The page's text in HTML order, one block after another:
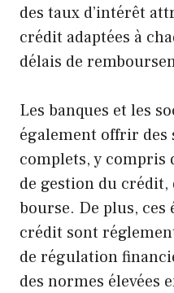
des taux d’intérêt
crédit adaptées à
délais de
Les banques et les
également offrir des
complets, y compris
de gestion du crédit,
bourse. De plus, ces
crédit sont
de régulation
des normes élevées